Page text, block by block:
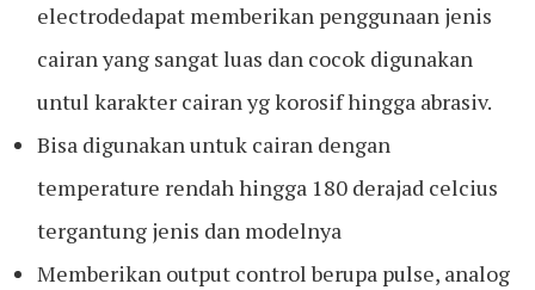
electrodedapat memberikan penggunaan jenis
cairan yang sangat luas dan cocok digunakan
untul karakter cairan yg korosif hingga abrasiv.
Bisa digunakan untuk cairan dengan
temperature rendah hingga 180 derajad celcius
tergantung jenis dan modelnya
Memberikan output control berupa pulse, analog